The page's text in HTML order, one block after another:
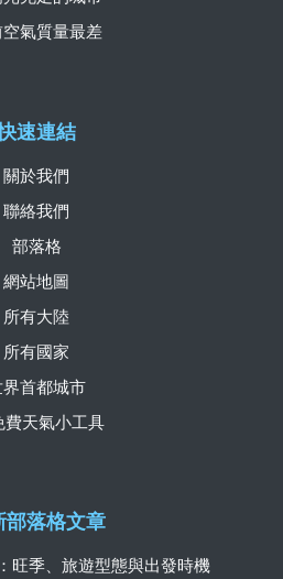
速連結
關於我們
聯絡我們
部落格
網站地圖
所有大陸
所有國家
界首都城市
費天氣小工具
空氣質量最差
部落格文章
旺季、旅遊型態與出發時機